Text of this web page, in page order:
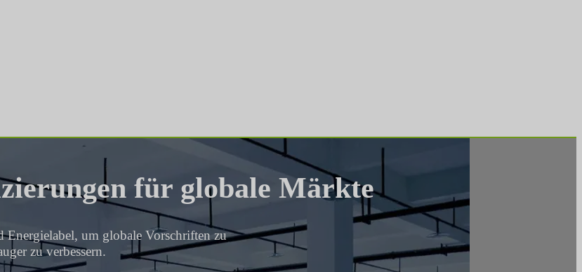
für globale Märkte
um globale Vorschriften zu
zu verbessern.